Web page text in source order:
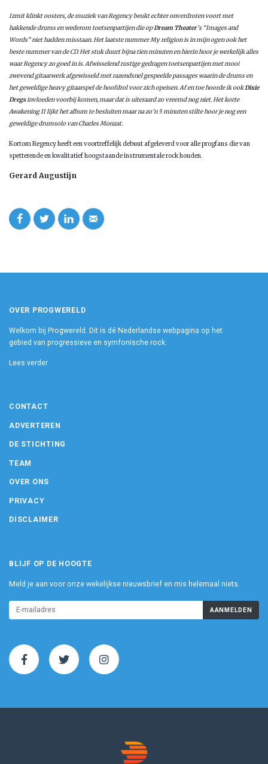
Izmitklinkt oosters, de muziek van Regency beukt echter onverdroten voort met
hakkende drums en wederom toetsenpartijen die opDream Theater’s “Images and
Words” niet hadden misstaan. Het laatste nummerMy religionis in mijn ogen ook het
beste nummer van de CD. Het stuk duurt bijna tien minuten en hierin hoor je werkelijk alles
waar Regency zo goed in is. Afwisselend rustige gedragen toetsenpartijen met mooi
zwevend gitaarwerk afgewisseld met razendsnel gespeelde passages waarin de drums en
het geweldige heavy gitaarspel de hoofdrol voor zich opeisen. Af en toe hoorde ik ookDixie
Dregsinvloeden voorbij komen, maar dat is uiteraard zo vreemd nog niet. Het korte
Awakening IIlijkt het album te besluiten maar na zo’n 5 minuten stilte hoor je nog een
geweldige drumsolo van Charles Monzat.
Kortom Regency heeft een voortreffelijk debuut afgeleverd voor alle progfans die van
spetterende en kwalitatief hoogstaande instrumentale rock houden.
Gerard Augustijn
OVER PROGWERELD
Welkom bij Progwereld. Dit is dé Nederlandse webpagina op het
gebied van progressieve en symfonische rock.
Lees verder
CONTACT
ADVERTEREN
DE STICHTING
TEAM
OVER ONS
PRIVACY
DISCLAIMER
BLIJF OP DE HOOGTE
Meld je aan voor onze wekelijkse nieuwsbrief en mis helemaal niets.
AANMELDEN